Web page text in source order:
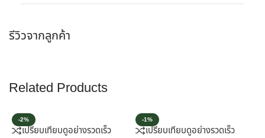
รีวิวจากลูกค้า
Related Products
-2%
เปรียบเทียบดูอย่างรวดเร็ว
-1%
เปรียบเทียบดูอย่างรวดเร็ว